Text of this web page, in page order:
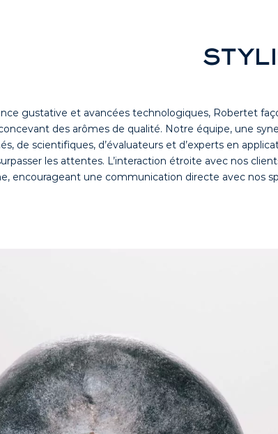
gustative et avancées technologiques, Robertet
des arômes de qualité. Notre équipe, une
de scientifiques, d’évaluateurs et d’experts en
les attentes. L’interaction étroite avec nos
encourageant une communication directe avec nos